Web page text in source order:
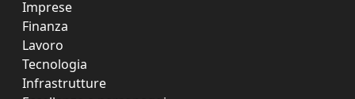
Imprese
Finanza
Lavoro
Tecnologia
Infrastrutture